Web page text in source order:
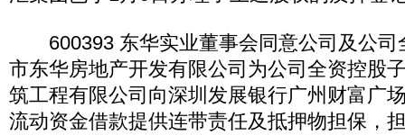
600393 东华实业董事会同意公司及公司
市东华房地产开发有限公司为公司全资控股
筑工程有限公司向深圳发展银行广州财富广
流动资金借款提供连带责任及抵押物担保，